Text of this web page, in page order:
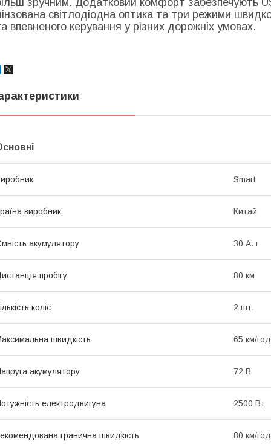
світлодіодна оптика та три режими
впевненого керування у різних дорожніх умовах.
Smart
виробник Китай
акумулятору 30 А. г
пробігу 80 км
коліс 2 шт.
швидкість 65 км/год
акумулятору 72 В
електродвигуна 2500 Вт
гранична швидкість 80 км/год